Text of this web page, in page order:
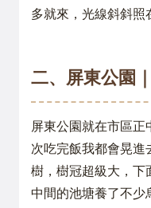
多就來，光線斜斜照
二、屏東公園
屏東公園就在市區
次吃完飯我都會晃進
樹，樹冠超級大，下
中間的池塘養了不少